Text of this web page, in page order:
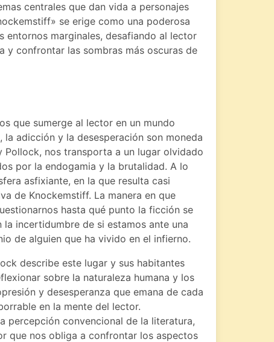
centrales que dan vida a personajes
se erige como una poderosa
entornos marginales, desafiando al lector
y confrontar las sombras más oscuras de
que sumerge al lector en un mundo
adicción y la desesperación son moneda
nos transporta a un lugar olvidado
por la endogamia y la brutalidad. A lo
asfixiante, en la que resulta casi
de Knockemstiff. La manera en que
hasta qué punto la ficción se
incertidumbre de si estamos ante una
de alguien que ha vivido en el infierno.
describe este lugar y sus habitantes
sobre la naturaleza humana y los
y desesperanza que emana de cada
en la mente del lector.
percepción convencional de la literatura,
que nos obliga a confrontar los aspectos